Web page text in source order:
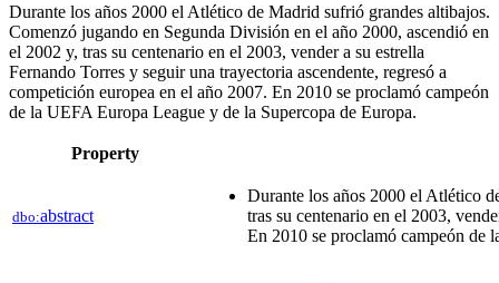
Durante los años 2000 el Atlético de Madrid sufrió grandes altibajos.
Comenzó jugando en Segunda División en el año 2000, ascendió en
el 2002 y, tras su centenario en el 2003, vender a su estrella
Fernando Torres y seguir una trayectoria ascendente, regresó a
competición europea en el año 2007. En 2010 se proclamó campeón
de la UEFA Europa League y de la Supercopa de Europa.
Property
dbo:abstract
Durante los años 2000 el Atlético
tras su centenario en el 2003,
En 2010 se proclamó campeón de